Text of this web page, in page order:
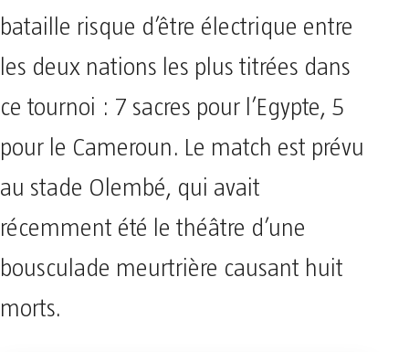
bataille risque d’être électrique entre
les deux nations les plus titrées dans
ce tournoi : 7 sacres pour l’Egypte, 5
pour le Cameroun. Le match est prévu
au stade Olembé, qui avait
récemment été le théâtre d’une
bousculade meurtrière causant huit
morts.